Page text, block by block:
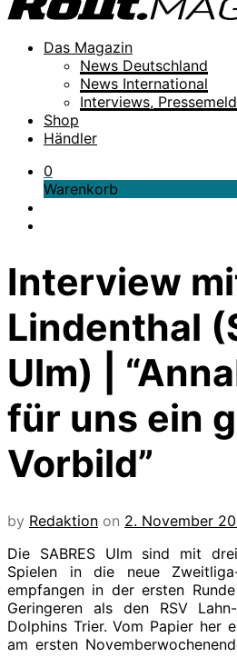
Das Magazin
News Deutschland
News International
Interviews,
Shop
Händler
0
Warenkorb
Interview
Lindenthal
Ulm) |
für uns ein
Vorbild”
by Redaktion on 2. November
Die SABRES Ulm sind mit
Spielen in die neue
empfangen in der ersten
Geringeren als den RSV
Dolphins Trier. Vom Papier her
am ersten